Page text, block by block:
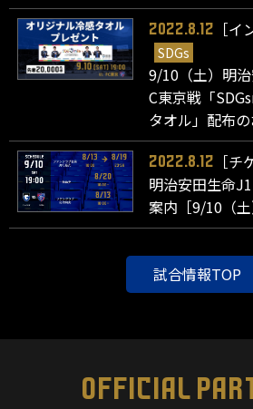
2022.8.12 ［
SDGs
9/10（土）明
C東京戦「
タオル」配布
2022.8.12
［チ
明治安田生命
案内［9/10（土
試合情報TOP
OFFICIAL